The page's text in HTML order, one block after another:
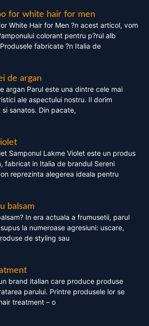
for white hair for men
White Hair for Men ?n acest articol, vom
colorant pentru p?rul alb
fabricate ?n Italia de
de argan
argan Parul este una dintre cele mai
ale aspectului nostru. Il dorim
sanatos. Din pacate,
Samponul Lakme Violet este un produs
fabricat in Italia de brandul Sereni
reprezinta alegerea ideala pentru
balsam
In era actuala a frumusetii, parul
la numeroase agresiuni: uscare,
de styling sau
brand italian care produce produse
parului. Printre produsele lor se
treatment – o